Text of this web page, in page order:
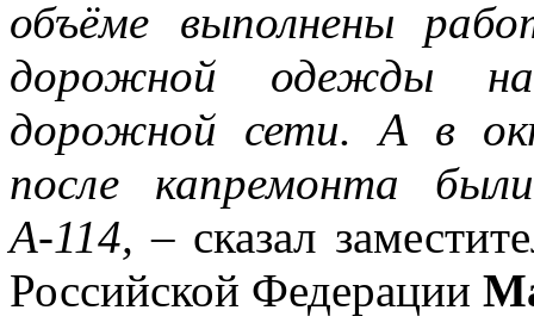
объёме выполнены
дорожной одежды
дорожной сети. А в
после капремонта
А-114, – сказал
Российской Федерации